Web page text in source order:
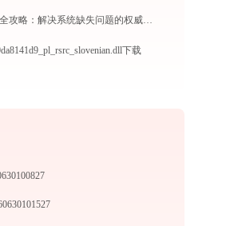
3.dll下载全攻略：解决系统缺失问题的权威指南（32/64位官方免费版）
下载